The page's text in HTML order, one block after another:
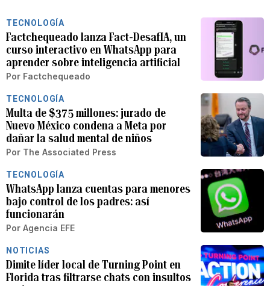
TECNOLOGÍA
Factchequeado lanza Fact-DesafIA, un
curso interactivo en WhatsApp para
aprender sobre inteligencia artificial
Por Factchequeado
TECNOLOGÍA
Multa de $375 millones: jurado de
Nuevo México condena a Meta por
dañar la salud mental de niños
Por The Associated Press
TECNOLOGÍA
WhatsApp lanza cuentas para menores
bajo control de los padres: así
funcionarán
Por Agencia EFE
NOTICIAS
Dimite líder local de Turning Point en
Florida tras filtrarse chats con insultos